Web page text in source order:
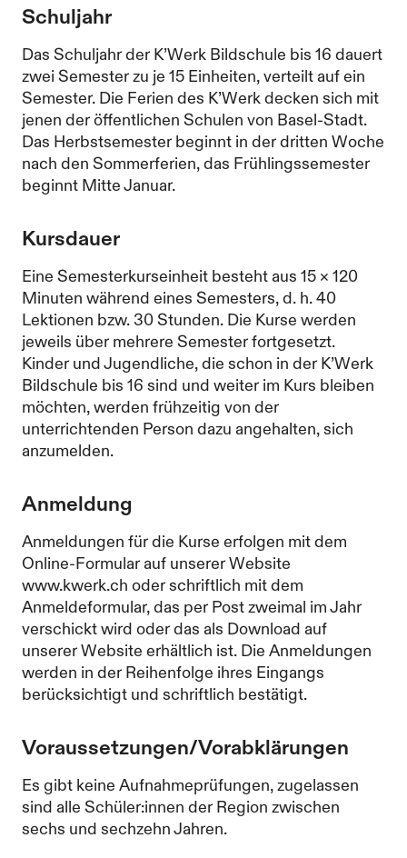
Schuljahr
Das Schuljahr der K’Werk Bildschule bis 16 dauert
zwei Semester zu je 15 Einheiten, verteilt auf ein
Semester. Die Ferien des K’Werk decken sich mit
jenen der öffentlichen Schulen von Basel-Stadt.
Das Herbstsemester beginnt in der dritten Woche
nach den Sommerferien, das Frühlingssemester
beginnt Mitte Januar.
Kursdauer
Eine Semesterkurseinheit besteht aus 15 × 120
Minuten während eines Semesters, d. h. 40
Lektionen bzw. 30 Stunden. Die Kurse werden
jeweils über mehrere Semester fortgesetzt.
Kinder und Jugendliche, die schon in der K’Werk
Bildschule bis 16 sind und weiter im Kurs bleiben
möchten, werden frühzeitig von der
unterrichtenden Person dazu angehalten, sich
anzumelden.
Anmeldung
Anmeldungen für die Kurse erfolgen mit dem
Online-Formular auf unserer Website
www.kwerk.ch oder schriftlich mit dem
Anmeldeformular, das per Post zweimal im Jahr
verschickt wird oder das als Download auf
unserer Website erhältlich ist. Die Anmeldungen
werden in der Reihenfolge ihres Eingangs
berücksichtigt und schriftlich bestätigt.
Voraussetzungen/Vorabklärungen
Es gibt keine Aufnahmeprüfungen, zugelassen
sind alle Schüler:innen der Region zwischen
sechs und sechzehn Jahren.